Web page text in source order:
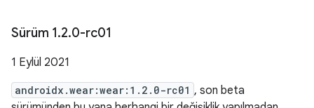
Sürüm 1.2.0-rc01
1 Eylül 2021
androidx.wear:wear:1.2.0-rc01 , son beta